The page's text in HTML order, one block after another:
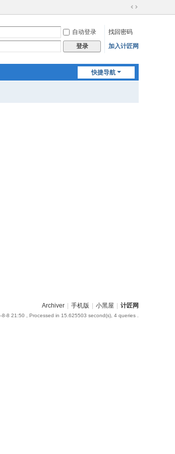
切
到
宽
自动登录
找回密码
登录 加入计匠网
快捷导航
Archiver 手机版 小黑屋 计匠网
8-8 21:50 , Processed in 15.625503 second(s), 4 queries .